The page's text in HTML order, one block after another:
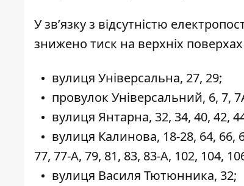
У зв’язку з відсутністю
знижено тиск на верхніх
вулиця Універсальна, 27, 29;
провулок Універсальний, 6, 7,
вулиця Янтарна, 32, 34, 40, 42,
вулиця Калинова, 18-28, 64, 66,
77, 77-А, 79, 81, 83, 83-А, 102, 104,
вулиця Василя Тютюнника, 32;